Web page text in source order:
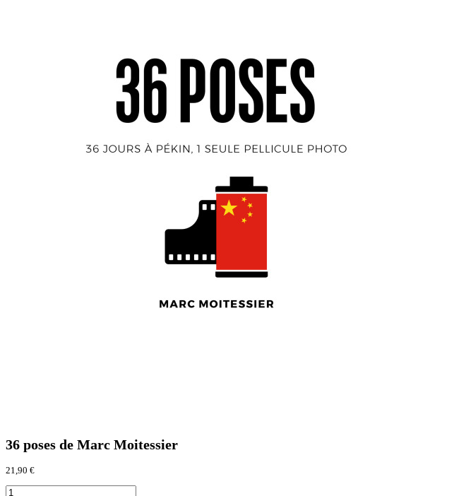
36 poses de Marc Moitessier
21,90 €